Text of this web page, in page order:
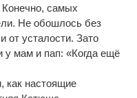
Конечно, самых
Не обошлось без
от усталости. Зато
у мам и пап: «Когда ещё
как настоящие